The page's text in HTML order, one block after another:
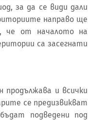
за да се види дали
направо ще
че от началото на
са засегнати
продължава и всички
се предизвикват
подведени под